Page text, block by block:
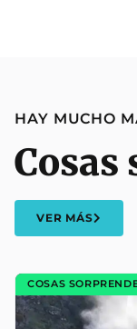
HAY MUCHO
VER MÁS
COSAS